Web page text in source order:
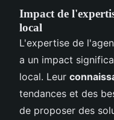
Impact de
local
L'expertise de
a un impact
local. Leur
tendances et des
de proposer des